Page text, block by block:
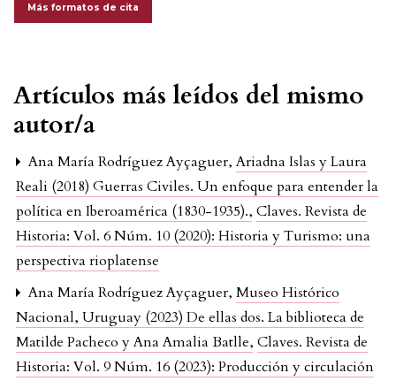
Más formatos de cita
Artículos más leídos del mismo
autor/a
Ana María Rodríguez Ayçaguer,Ariadna Islas y Laura
Reali (2018) Guerras Civiles. Un enfoque para entender la
política en Iberoamérica (1830-1935)., Claves. Revista de
Historia: Vol. 6 Núm. 10 (2020): Historia y Turismo: una
perspectiva rioplatense
Ana María Rodríguez Ayçaguer, Museo Histórico
Nacional, Uruguay (2023) De ellas dos. La biblioteca de
Matilde Pacheco y Ana Amalia Batlle, Claves. Revista de
Historia: Vol. 9 Núm. 16 (2023): Producción y circulación